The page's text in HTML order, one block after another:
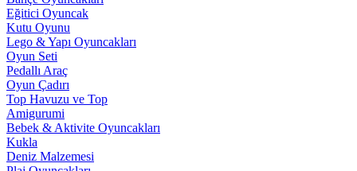
Eğitici Oyuncak
Kutu Oyunu
Lego & Yapı Oyuncakları
Oyun Seti
Pedallı Araç
Oyun Çadırı
Top Havuzu ve Top
Amigurumi
Bebek & Aktivite Oyuncakları
Kukla
Deniz Malzemesi